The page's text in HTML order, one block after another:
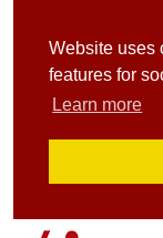
Website uses
features for
Learn more